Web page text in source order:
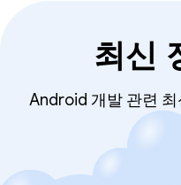
최신
Android 개발 관련